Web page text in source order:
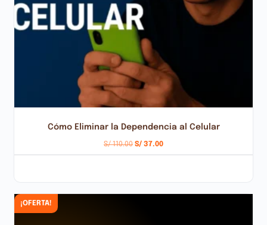
Cómo Eliminar la Dependencia al Celular
S/110.00 S/ 37.00
¡OFERTA!